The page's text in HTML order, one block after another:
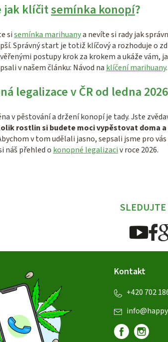
jak klíčitsemínka konopí?
sisemínka marihuanya nevíte si rady jak
Správný start je totiž klíčový a rozhoduje o
postupy krok za krokem a ukáže vám,
v našem článku: Návod na klíčení marihuany.
legalizace v ČR od ledna 2026
v pěstování a držení konopí je tady. Jste
rostlin si budete moci vypěstovat doma
v tom udělali jasno, sepsali jsme pro
náš přehled o konopné legalizaciv roce 2026.
SLEDUJTE
Kontakt
info@
+420 702